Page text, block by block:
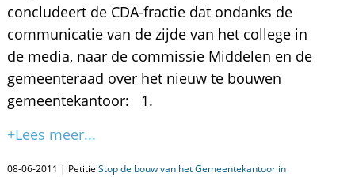
concludeert de CDA-fractie dat ondanks de
communicatie van de zijde van het college in
de media, naar de commissie Middelen en de
gemeenteraad over het nieuw te bouwen
gemeentekantoor: 1.
+Lees meer...
08-06-2011 | Petitie Stop de bouw van het Gemeentekantoor in